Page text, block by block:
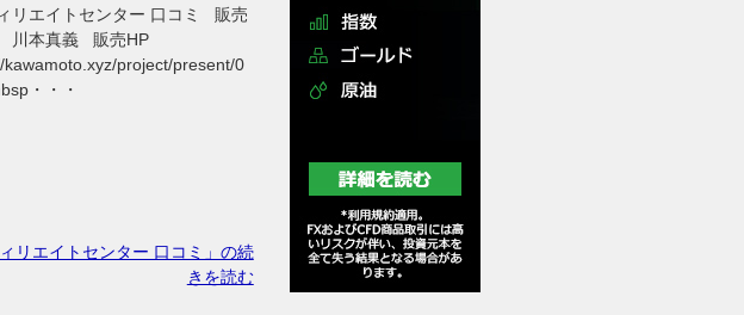
リエイトセンター 口コミ 販売
川本真義 販売HP
kawamoto.xyz/project/present/0
・・・
リエイトセンター 口コミ」の続
きを読む